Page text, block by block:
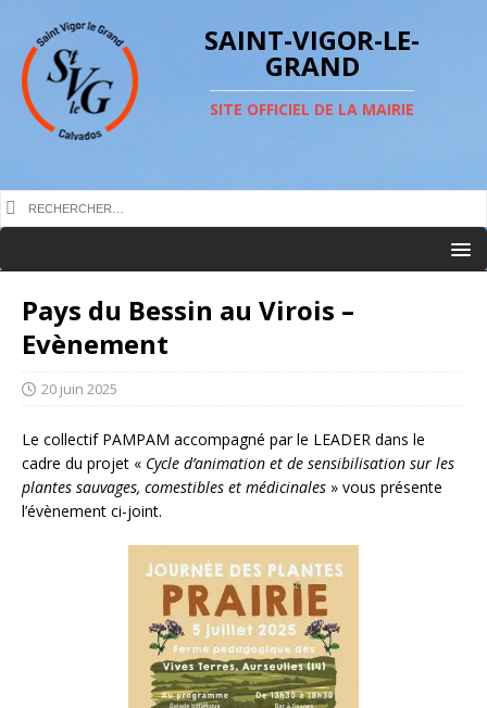
SAINT-VIGOR-LE-
GRAND
SITE OFFICIEL DE LA MAIRIE
Pays du Bessin au Virois –
Evènement
20 juin 2025
Le collectif PAMPAM accompagné par le LEADER dans le
cadre du projet « Cycle d’animation et de sensibilisation sur les
plantes sauvages, comestibles et médicinales » vous présente
l’évènement ci-joint.